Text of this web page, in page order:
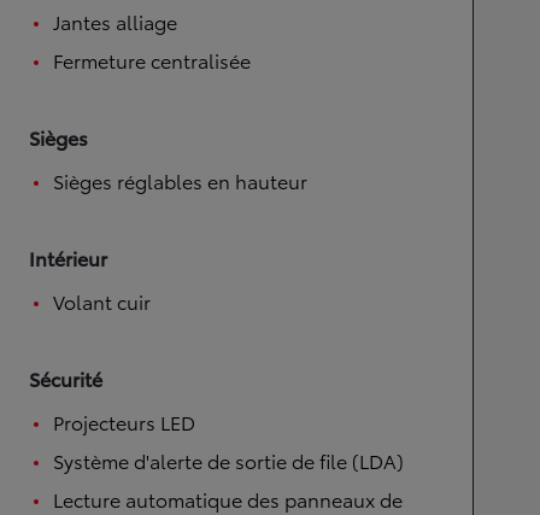
Jantes alliage
Fermeture centralisée
Sièges
Sièges réglables en hauteur
Intérieur
Volant cuir
Sécurité
Projecteurs LED
Système d'alerte de sortie de file (LDA)
Lecture automatique des panneaux de